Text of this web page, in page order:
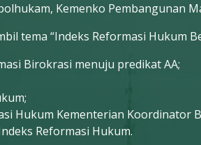
Kemenko Pembangunan
“Indeks Reformasi Hukum
Birokrasi menuju predikat AA;
Hukum Kementerian Koordinator
Reformasi Hukum.